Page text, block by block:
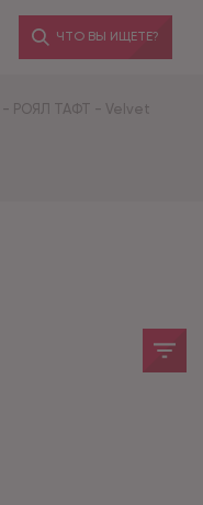
ЧТО ВЫ ИЩЕТЕ?
- РОЯЛ ТАФТ - Velvet